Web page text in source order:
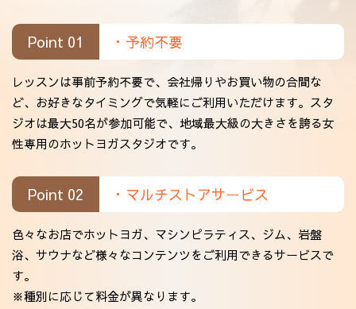
Point 01 ・予約不要
レッスンは事前予約不要で、会社帰りやお買い物の合間な
ど、お好きなタイミングで気軽にご利用いただけます。スタ
ジオは最大50名が参加可能で、地域最大級の大きさを誇る女
性専用のホットヨガスタジオです。
Point 02 ・マルチストアサービス
色々なお店でホットヨガ、マシンピラティス、ジム、岩盤
浴、サウナなど様々なコンテンツをご利用できるサービスで
す。
※種別に応じて料金が異なります。